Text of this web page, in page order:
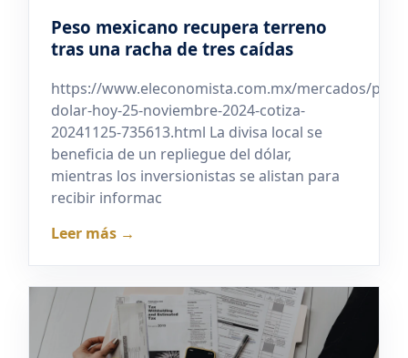
Peso mexicano recupera terreno
tras una racha de tres caídas
https://www.eleconomista.com.mx/mercados/
dolar-hoy-25-noviembre-2024-cotiza-
20241125-735613.html La divisa local se
beneficia de un repliegue del dólar,
mientras los inversionistas se alistan para
recibir informac
Leer más →